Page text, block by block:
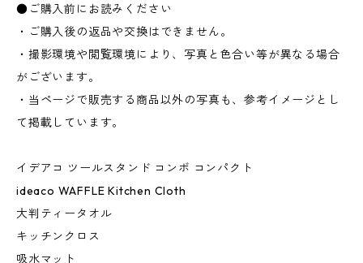
●ご購入前にお読みください
・ご購入後の返品や交換はできません。
・撮影環境や閲覧環境により、写真と色合い等が異なる場合
がございます。
・当ページで販売する商品以外の写真も、参考イメージとし
て掲載しています。
イデアコ ツールスタンド コンボ コンパクト
ideaco WAFFLE Kitchen Cloth
大判ティータオル
キッチンクロス
吸水マット